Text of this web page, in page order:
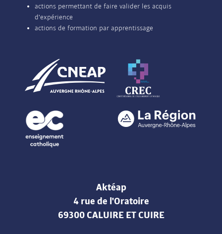
actions permettant de faire valider les acquis
d'expérience
actions de formation par apprentissage
Aktéap
4 rue de l'Oratoire
69300 CALUIRE ET CUIRE